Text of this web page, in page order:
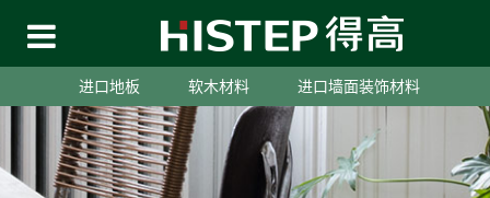
进口地板 软木材料 进口墙面装饰材料